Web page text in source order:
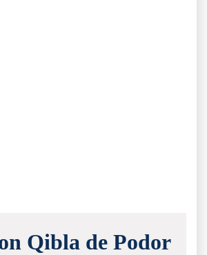
Qibla de Podor